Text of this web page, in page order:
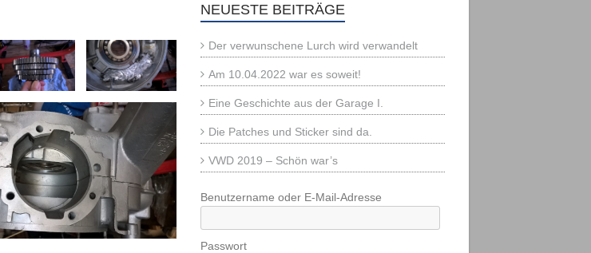
NEUESTE BEITRÄGE
Der verwunschene Lurch wird verwandelt
Am 10.04.2022 war es soweit!
Eine Geschichte aus der Garage I.
Die Patches und Sticker sind da.
VWD 2019 – Schön war’s
Benutzername oder E-Mail-Adresse
Passwort